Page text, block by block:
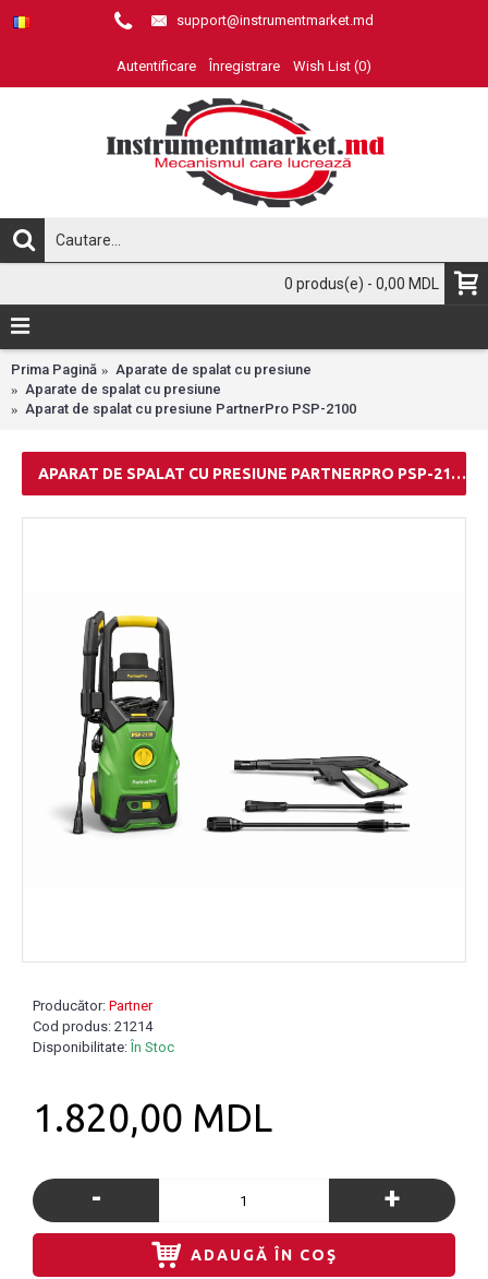
support@instrumentmarket.md
Autentificare Înregistrare Wish List (0)
0 produs(e) - 0,00 MDL
Prima Pagină
Aparate de spalat cu presiune
Aparate de spalat cu presiune
Aparat de spalat cu presiune PartnerPro PSP-2100
APARAT DE SPALAT CU PRESIUNE PARTNERPRO PSP-2100
Producător: Partner
Cod produs: 21214
Disponibilitate: În Stoc
1.820,00 MDL
- +
ADAUGĂ ÎN COŞ